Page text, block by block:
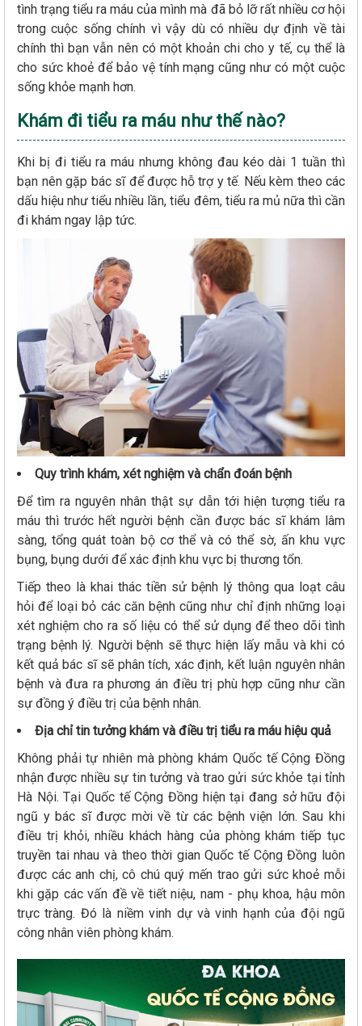
tình trạng tiểu ra máu của mình mà đã bỏ lỡ rất nhiều cơ hội
trong cuộc sống chính vì vậy dù có nhiều dự định về tài
chính thì bạn vẫn nên có một khoản chi cho y tế, cụ thể là
cho sức khoẻ để bảo vệ tính mạng cũng như có một cuộc
sống khỏe mạnh hơn.
Khám đi tiểu ra máu như thế nào?
Khi bị đi tiểu ra máu nhưng không đau kéo dài 1 tuần thì
bạn nên gặp bác sĩ để được hỗ trợ y tế. Nếu kèm theo các
dấu hiệu như tiểu nhiều lần, tiểu đêm, tiểu ra mủ nữa thì cần
đi khám ngay lập tức.
Quy trình khám, xét nghiệm và chẩn đoán bệnh
Để tìm ra nguyên nhân thật sự dẫn tới hiện tượng tiểu ra
máu thì trước hết người bệnh cần được bác sĩ khám lâm
sàng, tổng quát toàn bộ cơ thể và có thể sờ, ấn khu vực
bụng, bụng dưới để xác định khu vực bị thương tổn.
Tiếp theo là khai thác tiền sử bệnh lý thông qua loạt câu
hỏi để loại bỏ các căn bệnh cũng như chỉ định những loại
xét nghiệm cho ra số liệu có thể sử dụng để theo dõi tình
trạng bệnh lý. Người bệnh sẽ thực hiện lấy mẫu và khi có
kết quả bác sĩ sẽ phân tích, xác định, kết luận nguyên nhân
bệnh và đưa ra phương án điều trị phù hợp cũng như cần
sự đồng ý điều trị của bệnh nhân.
Địa chỉ tin tưởng khám và điều trị tiểu ra máu hiệu quả
Không phải tự nhiên mà phòng khám Quốc tế Cộng Đồng
nhận được nhiều sự tin tưởng và trao gửi sức khỏe tại tỉnh
Hà Nội. Tại Quốc tế Cộng Đồng hiện tại đang sở hữu đội
ngũ y bác sĩ được mời về từ các bệnh viện lớn. Sau khi
điều trị khỏi, nhiều khách hàng của phòng khám tiếp tục
truyền tai nhau và theo thời gian Quốc tế Cộng Đồng luôn
được các anh chị, cô chú quý mến trao gửi sức khoẻ mỗi
khi gặp các vấn đề về tiết niệu, nam - phụ khoa, hậu môn
trực tràng. Đó là niềm vinh dự và vinh hạnh của đội ngũ
công nhân viên phòng khám.